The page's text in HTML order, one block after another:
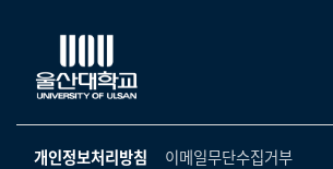
▷프랑스어·프랑스학과
▷스페인·중남미학과
▷철학·상담학과
국제교류처
기초과학연구소
노동조합
생명윤리위원회
온라인 기술거래 플랫폼
개인정보처리방침 이메일무단수집거부